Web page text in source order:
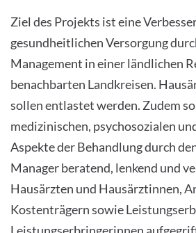
Ziel des Projekts ist eine
gesundheitlichen Versorgung
Management in einer ländlichen
benachbarten Landkreisen.
sollen entlastet werden. Zudem
medizinischen, psychosozialen
Aspekte der Behandlung durch
Manager beratend, lenkend und
Hausärzten und Hausärztinnen,
Kostenträgern sowie